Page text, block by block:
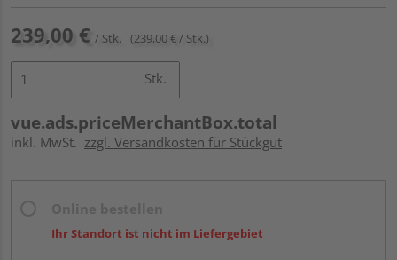
239,00 € / Stk. (239,00 € / Stk.)
Stk.
vue.ads.priceMerchantBox.total
inkl. MwSt. zzgl. Versandkosten für Stückgut
Ihr Standort ist nicht im Liefergebiet